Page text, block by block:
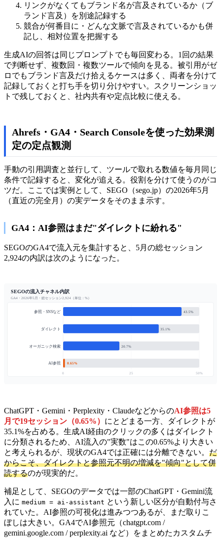
リンクがなくてもブランド名が言及されているか（ブ
ランド言及）を別途記録する
競合が何番目に・どんな文脈で言及されているかも併
記し、相対位置を把握する
生成AIの回答は同じプロンプトでも毎回変わる。1回の結果
で判断せず、複数回・複数ツールで傾向を見る。被引用がゼ
ロでもブランド言及だけ拾えるケースは多く、両者を分けて
記録しておくと打ち手を切り分けやすい。スクリーンショッ
トで残しておくと、社内共有や定点比較に使える。
Ahrefs・GA4・Search Consoleを使った効果測
定の定点観測
手動の引用調査と並行して、ツールで取れる数値を毎月同じ
条件で記録すると、変化が追える。役割を分けて使うのがコ
ツだ。ここでは実例として、SEGO（sego.jp）の2026年5月
（直近の完全月）の実データをそのまま示す。
GA4：AI参照はまだ"ダイレクトに紛れる"
SEGOのGA4で流入元を集計すると、5月の総セッション
2,924の内訳は次のようになった。
SEGOの流入チャネル内訳
GA4・2026年5月・総セッション2,924（単位：%）
0 25 50%
参照・SNSなど 43.5%
ダイレクト 35.1%
オーガニック検索 20.7%
AI参照 0.65%
ChatGPT・Gemini・Perplexity・ClaudeなどからのAI参照は5
月で19セッション（0.65%） にとどまる一方、ダイレクトが
35.1%を占める。生成AI経由のクリックの多くはダイレクト
に分類されるため、AI流入の"実数"はこの0.65%より大きい
と考えられるが、現状のGA4では正確には分離できない。 だ
からこそ、ダイレクトと参照元不明の増減を"傾向"として併
読するのが現実的だ。
補足として、SEGOのデータでは一部のChatGPT・Gemini流
入に medium = ai-assistant という新しい区分が自動付与さ
れていた。AI参照の可視化は進みつつあるが、まだ取りこ
ぼしは大きい。GA4でAI参照元（chatgpt.com /
gemini.google.com / perplexity.ai など）をまとめたカスタムチ